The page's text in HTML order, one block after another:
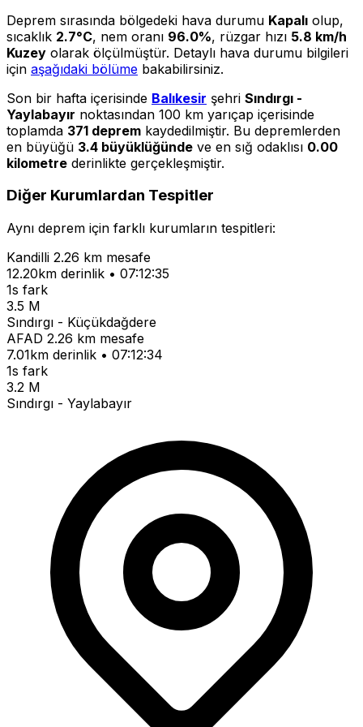
Deprem sırasında bölgedeki hava durumu Kapalı olup,
sıcaklık 2.7°C, nem oranı 96.0%, rüzgar hızı 5.8 km/h
Kuzey olarak ölçülmüştür. Detaylı hava durumu bilgileri
için aşağıdaki bölüme bakabilirsiniz.
Son bir hafta içerisinde Balıkesir şehri Sındırgı -
Yaylabayır noktasından 100 km yarıçap içerisinde
toplamda 371 deprem kaydedilmiştir. Bu depremlerden
en büyüğü 3.4 büyüklüğünde ve en sığ odaklısı 0.00
kilometre derinlikte gerçekleşmiştir.
Diğer Kurumlardan Tespitler
Aynı deprem için farklı kurumların tespitleri:
Kandilli 2.26 km mesafe
12.20km derinlik • 07:12:35
1s fark
3.5 M
Sındırgı - Küçükdağdere
AFAD 2.26 km mesafe
7.01km derinlik • 07:12:34
1s fark
3.2 M
Sındırgı - Yaylabayır